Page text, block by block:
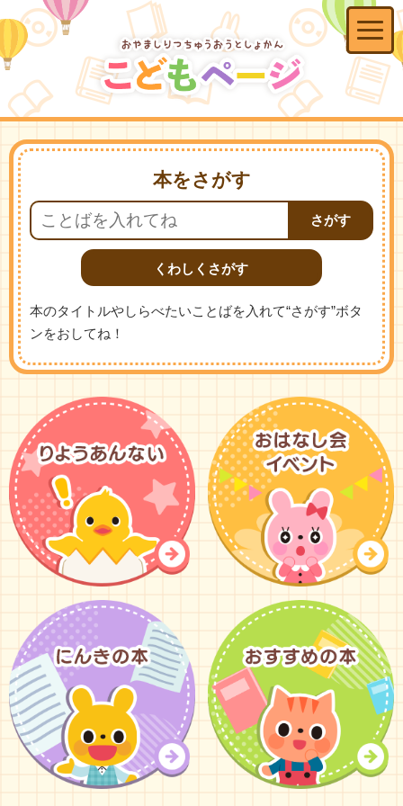
本をさがす
くわしくさがす
本のタイトルやしらべたいことばを入れて“さがす”ボタ
ンをおしてね！